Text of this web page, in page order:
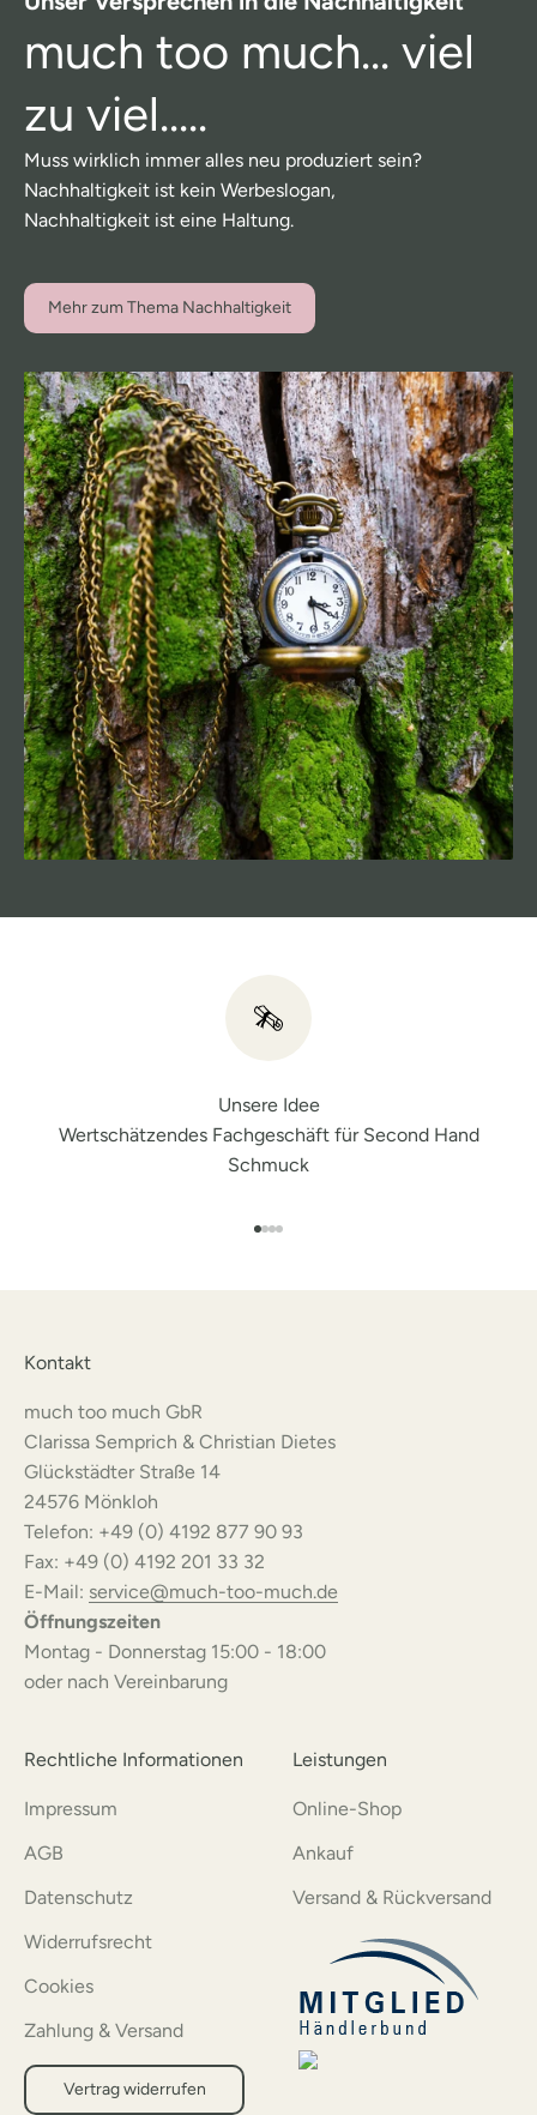
much too much... viel
zu viel.....
Muss wirklich immer alles neu produziert sein?
Nachhaltigkeit ist kein Werbeslogan,
Nachhaltigkeit ist eine Haltung.
Mehr zum Thema Nachhaltigkeit
Unsere Idee
Wertschätzendes Fachgeschäft für Second Hand
Schmuck
Kontakt
much too much GbR
Clarissa Semprich & Christian Dietes
Glückstädter Straße 14
24576 Mönkloh
Telefon: +49 (0) 4192 877 90 93
Fax: +49 (0) 4192 201 33 32
E-Mail: service@much-too-much.de
Öffnungszeiten
Montag - Donnerstag 15:00 - 18:00
oder nach Vereinbarung
Rechtliche Informationen
Impressum
AGB
Datenschutz
Widerrufsrecht
Cookies
Zahlung & Versand
Vertrag widerrufen
Leistungen
Online-Shop
Ankauf
Versand & Rückversand